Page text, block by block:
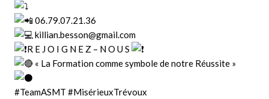
06.79.07.21.36
killian.besson@gmail.com
R E J O I G N E Z – N O U S
« La Formation comme symbole de notre Réussite »
#TeamASMT #MisérieuxTrévoux